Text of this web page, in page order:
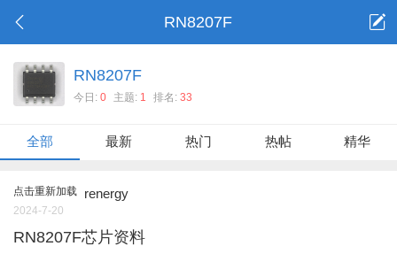
RN8207F
RN8207F
今日: 0 主题: 1 排名: 33
全部 最新 热门 热帖 精华
点击重新加载 renergy
2024-7-20
RN8207F芯片资料